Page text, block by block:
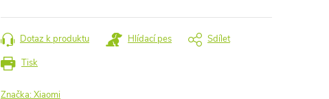
Tisk
Dotaz k produktu Hlídací pes Sdílet
Značka:Xiaomi